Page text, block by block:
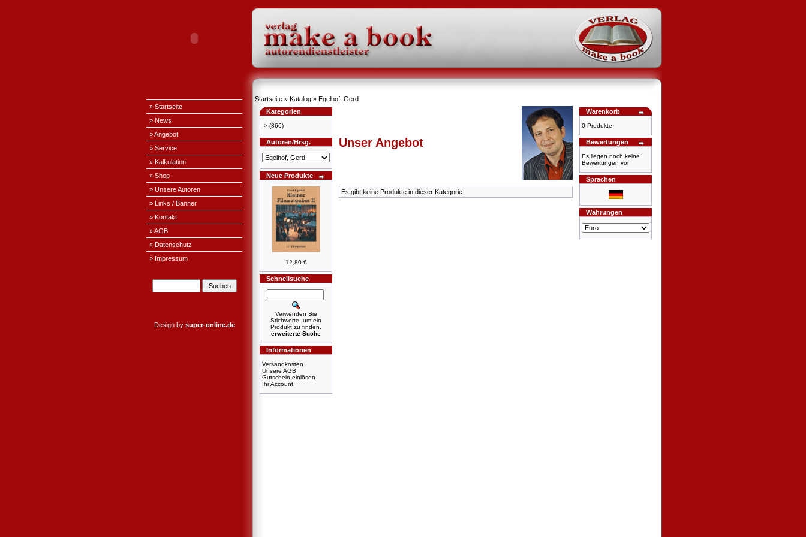
» Startseite
» News
» Angebot
» Service
» Kalkulation
» Shop
» Unsere Autoren
» Links / Banner
» Kontakt
» AGB
» Datenschutz
» Impressum
Design by super-online.de
Startseite » Katalog » Egelhof, Gerd
Kategorien
-> (366)
Autoren/Hrsg.
Neue Produkte
12,80 €
Schnellsuche
Verwenden Sie
Stichworte, um ein
Produkt zu finden.
erweiterte Suche
Informationen
Versandkosten
Unsere AGB
Gutschein einlösen
Ihr Account
Unser Angebot
Es gibt keine Produkte in dieser Kategorie.
Warenkorb
0 Produkte
Bewertungen
Es liegen noch keine
Bewertungen vor
Sprachen
Währungen